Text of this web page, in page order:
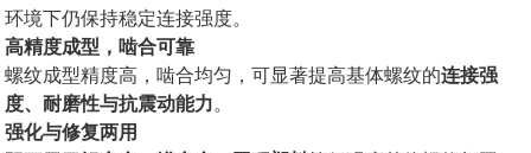
环境下仍保持稳定连接强度。
高精度成型，啮合可靠
螺纹成型精度高，啮合均匀，可显著提高基体螺纹的连接强
度、耐磨性与抗震动能力。
强化与修复两用